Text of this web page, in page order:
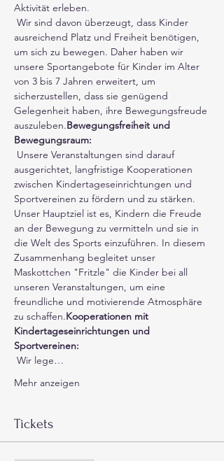
Aktivität erleben.
ausreichend Platz und Freiheit benötigen,
um sich zu bewegen. Daher haben wir
unsere Sportangebote für Kinder im Alter
von 3 bis 7 Jahren erweitert, um
sicherzustellen, dass sie genügend
Gelegenheit haben, ihre Bewegungsfreude
auszuleben.Bewegungsfreiheit und
Bewegungsraum:
ausgerichtet, langfristige Kooperationen
zwischen Kindertageseinrichtungen und
Sportvereinen zu fördern und zu stärken.
Unser Hauptziel ist es, Kindern die Freude
an der Bewegung zu vermitteln und sie in
die Welt des Sports einzuführen. In diesem
Zusammenhang begleitet unser
Maskottchen "Fritzle" die Kinder bei all
unseren Veranstaltungen, um eine
freundliche und motivierende Atmosphäre
zu schaffen.Kooperationen mit
Kindertageseinrichtungen und
Sportvereinen:
Wir lege…
Mehr anzeigen
Tickets